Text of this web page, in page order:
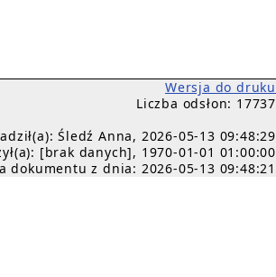
Wersja do druku
Liczba odsłon: 17737
Śledź Anna, 2026-05-13 09:48:29
[brak danych], 1970-01-01 01:00:00
dokumentu z dnia: 2026-05-13 09:48:21